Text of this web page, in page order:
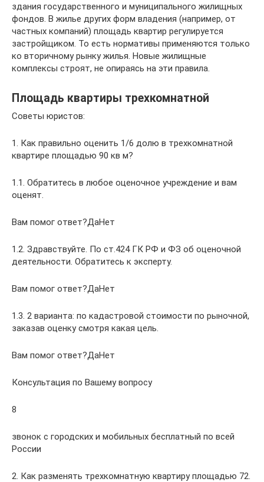
здания государственного и муниципального жилищных
фондов. В жилье других форм владения (например, от
частных компаний) площадь квартир регулируется
застройщиком. То есть нормативы применяются только
ко вторичному рынку жилья. Новые жилищные
комплексы строят, не опираясь на эти правила.
Площадь квартиры трехкомнатной
Советы юристов:
1. Как правильно оценить 1/6 долю в трехкомнатной
квартире площадью 90 кв м?
1.1. Обратитесь в любое оценочное учреждение и вам
оценят.
Вам помог ответ?ДаНет
1.2. Здравствуйте. По ст.424 ГК РФ и ФЗ об оценочной
деятельности. Обратитесь к эксперту.
Вам помог ответ?ДаНет
1.3. 2 варианта: по кадастровой стоимости по рыночной,
заказав оценку смотря какая цель.
Вам помог ответ?ДаНет
Консультация по Вашему вопросу
8
звонок с городских и мобильных бесплатный по всей
России
2. Как разменять трехкомнатную квартиру площадью 72.